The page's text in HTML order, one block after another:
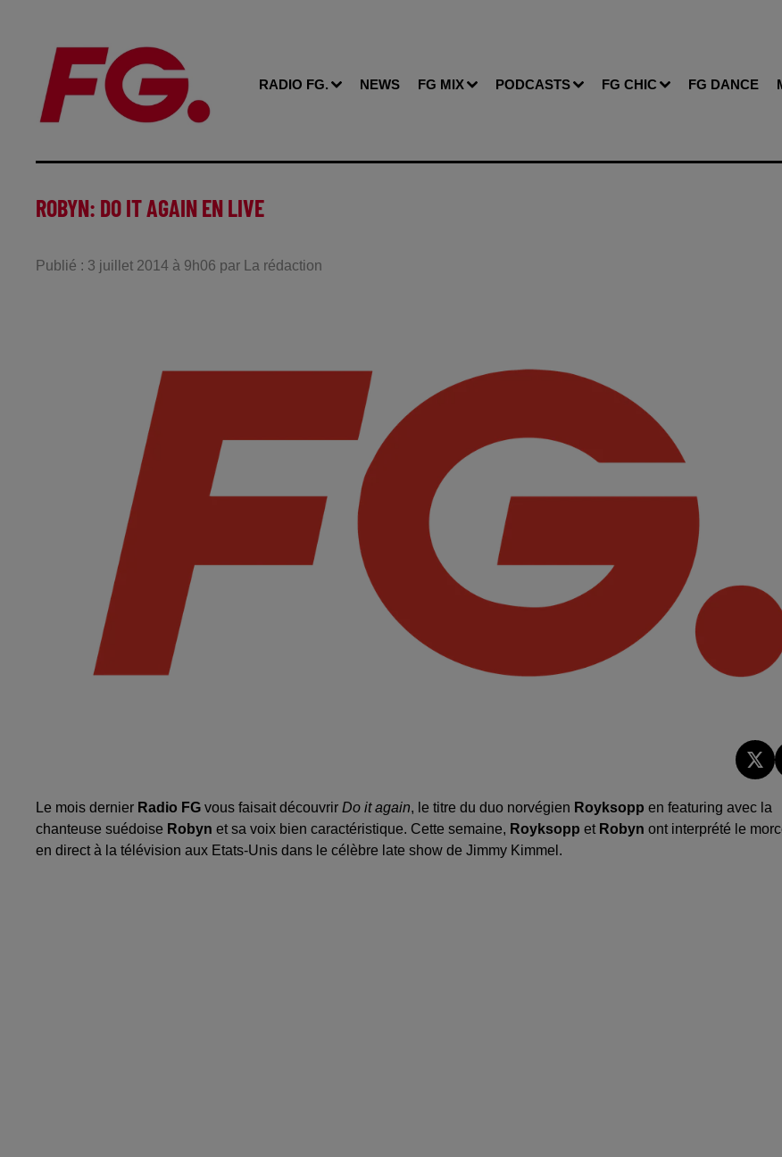
RADIO FG. NEWS FG MIX PODCASTS FG CHIC FG DANCE
ROBYN: DO IT AGAIN EN LIVE
Publié : 3 juillet 2014 à 9h06 par La rédaction
Le mois dernier Radio FG vous faisait découvrir Do it again, le titre du duo norvégien Royksopp en featuring avec la
chanteuse suédoise Robyn et sa voix bien caractéristique. Cette semaine, Royksopp et Robyn ont interprété le
en direct à la télévision aux Etats-Unis dans le célèbre late show de Jimmy Kimmel.